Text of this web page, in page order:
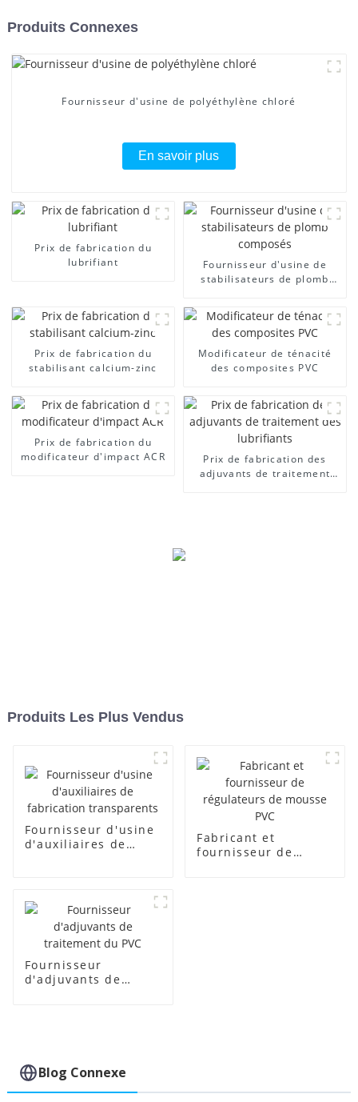
Produits Connexes
Fournisseur d'usine de polyéthylène chloré
En savoir plus
Prix ​​de fabrication du
lubrifiant
Fournisseur d'usine de
stabilisateurs de plomb
Prix ​​de fabrication du
stabilisant calcium-zinc
Modificateur de ténacité
des composites PVC
Prix ​​de fabrication du
modificateur d'impact ACR
Prix ​​de fabrication des
adjuvants de traitement
Produits Les Plus Vendus
Fournisseur d'usine
d'auxiliaires de
Fabricant et
fournisseur de
Fournisseur
d'adjuvants de
Blog Connexe